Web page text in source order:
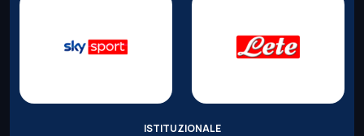
ISTITUZIONALE